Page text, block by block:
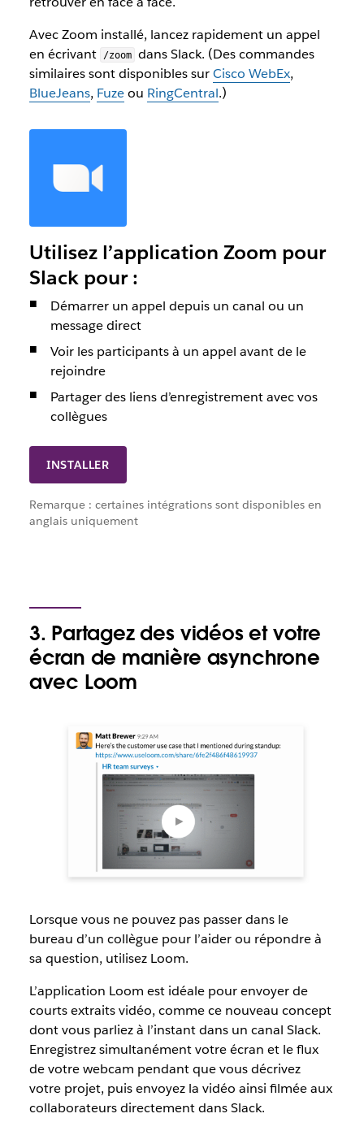
Avec Zoom installé, lancez rapidement un appel
en écrivant
/zoom dans Slack. (Des commandes
similaires sont disponibles surCisco WebEx,
BlueJeans, Fuzeou RingCentral.)
INSTALLER
Utilisez l’application Zoom pour
Slack pour :
Démarrer un appel depuis un canal ou un
message direct
Voir les participants à un appel avant de le
rejoindre
Partager des liens d’enregistrement avec vos
collègues
Remarque : certaines intégrations sont disponibles en
anglais uniquement
3. Partagez des vidéos et votre
écran de manière asynchrone
avec Loom
Lorsque vous ne pouvez pas passer dans le
bureau d’un collègue pour l’aider ou répondre à
sa question, utilisez Loom.
L’application Loom est idéale pour envoyer de
courts extraits vidéo, comme ce nouveau concept
dont vous parliez à l’instant dans un canal Slack.
Enregistrez simultanément votre écran et le flux
de votre webcam pendant que vous décrivez
votre projet, puis envoyez la vidéo ainsi filmée aux
collaborateurs directement dans Slack.